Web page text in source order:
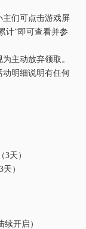
主们可点击游戏屏
计”即可查看并参
主动放弃领取。
动明细说明有任何
3天）
）
开启）